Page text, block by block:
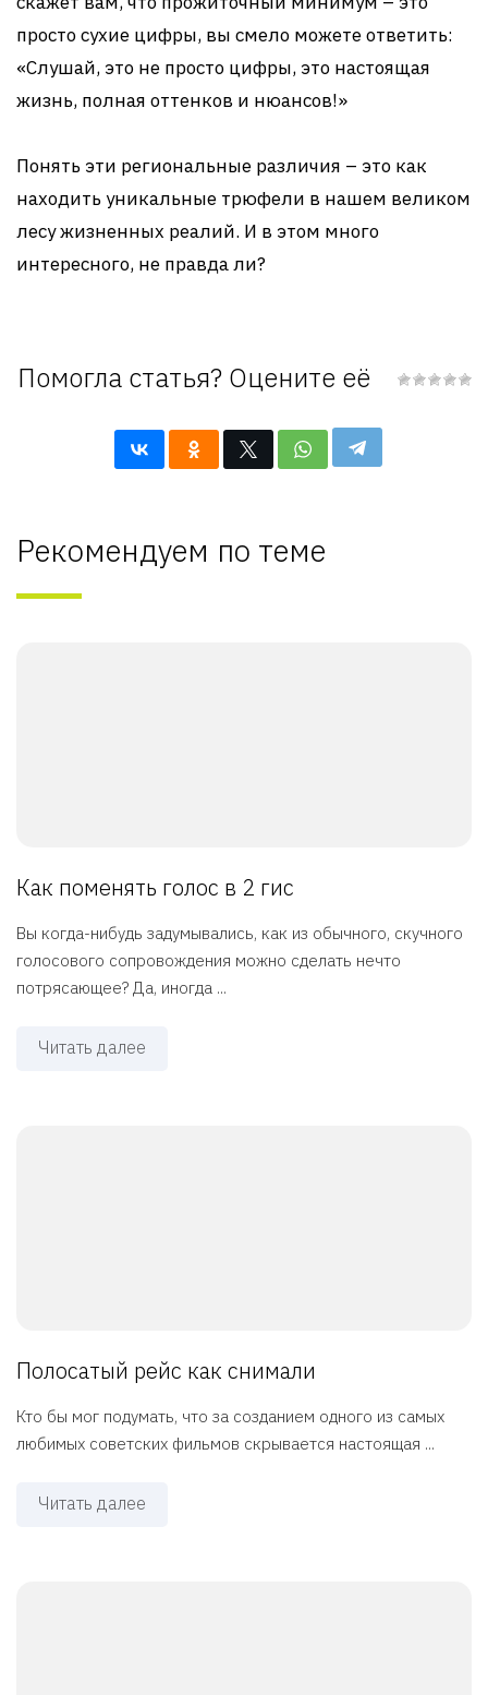
просто сухие цифры, вы смело можете ответить:
«Слушай, это не просто цифры, это настоящая
жизнь, полная оттенков и нюансов!»
Понять эти региональные различия – это как
находить уникальные трюфели в нашем великом
лесу жизненных реалий. И в этом много
интересного, не правда ли?
Помогла статья? Оцените её
Рекомендуем по теме
Как поменять голос в 2 гис
Вы когда-нибудь задумывались, как из обычного, скучного
голосового сопровождения можно сделать нечто
потрясающее? Да, иногда ...
Читать далее
Полосатый рейс как снимали
Кто бы мог подумать, что за созданием одного из самых
любимых советских фильмов скрывается настоящая ...
Читать далее